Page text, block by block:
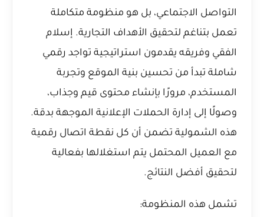
التواصل الاجتماعي، بل هو منظومة متكاملة
تعمل بتناغم لتحقيق الأهداف التجارية. إسلام
الفقي وفريقه يقدمون استراتيجية تواجد رقمي
شاملة تبدأ من تحسين بنية الموقع وتجربة
المستخدم، مرورًا بإنشاء محتوى قيم وجذاب،
وصولًا إلى إدارة الحملات الإعلانية الموجهة بدقة.
هذه الشمولية تضمن أن كل نقطة اتصال رقمية
مع العميل المحتمل يتم استغلالها بفعالية
لتحقيق أفضل النتائج.
تشمل هذه المنظومة: